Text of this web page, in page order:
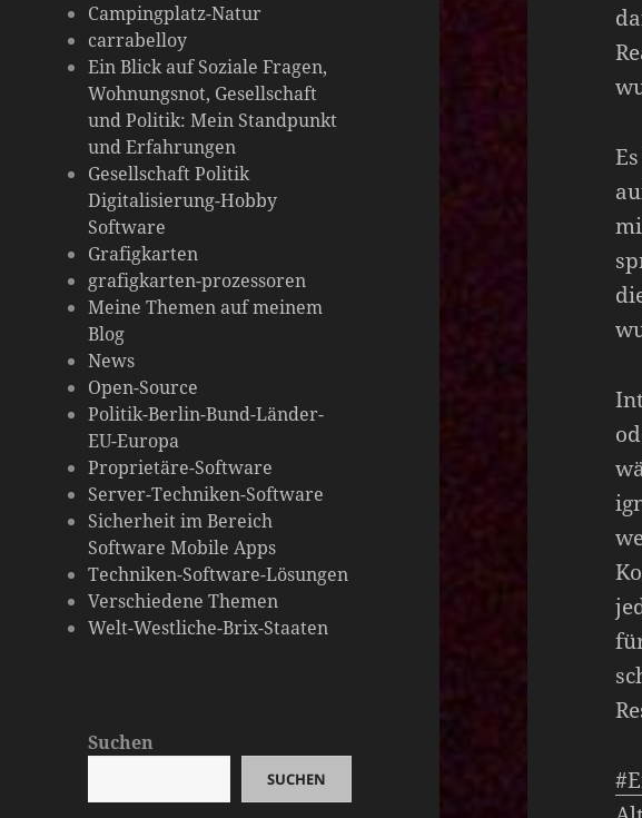
meine
Gedanken
Campingplatz-Natur
carrabelloy
Ein Blick auf Soziale Fragen,
Wohnungsnot, Gesellschaft
und Politik: Mein Standpunkt
und Erfahrungen
Gesellschaft Politik
Digitalisierung-Hobby
Software
Grafigkarten
grafigkarten-prozessoren
Meine Themen auf meinem
Blog
News
Open-Source
Politik-Berlin-Bund-Länder-
EU-Europa
Proprietäre-Software
Server-Techniken-Software
Sicherheit im Bereich
Software Mobile Apps
Techniken-Software-Lösungen
Verschiedene Themen
Welt-Westliche-Brix-Staaten
Suchen
SUCHEN